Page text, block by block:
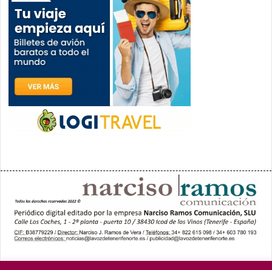
PORTADA YCODEN DAUTE (7)
VALLE DE LA OROTAVA (3)